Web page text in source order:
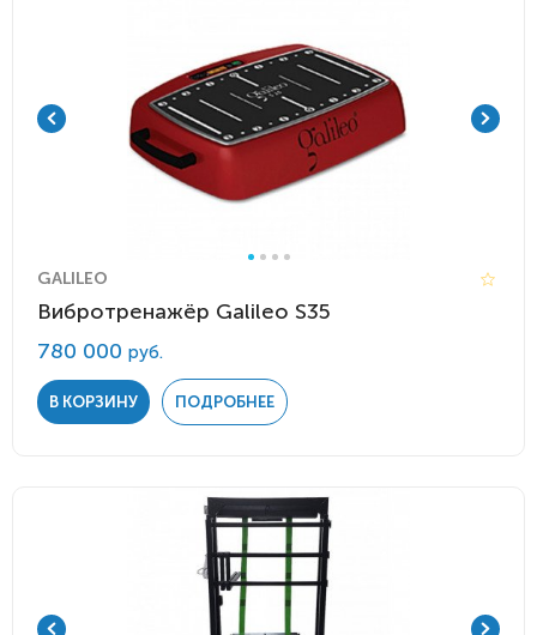
GALILEO
Вибротренажёр Galileo S35
780 000 руб.
В КОРЗИНУ ПОДРОБНЕЕ